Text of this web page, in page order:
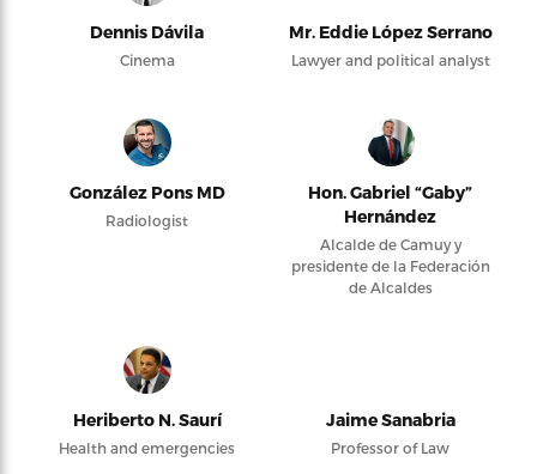
Dennis Dávila
Cinema
Mr. Eddie López Serrano
Lawyer and political analyst
González Pons MD
Radiologist
Hon. Gabriel “Gaby”
Hernández
Alcalde de Camuy y
presidente de la Federación
de Alcaldes
Heriberto N. Saurí
Health and emergencies
Jaime Sanabria
Professor of Law